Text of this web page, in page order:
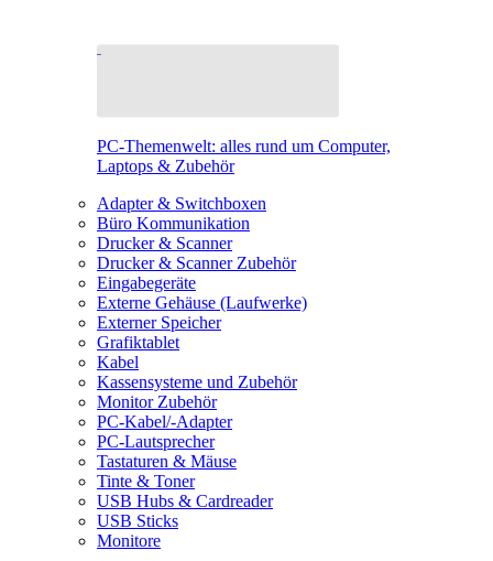
PC-Themenwelt: alles rund um Computer,
Laptops & Zubehör
Adapter & Switchboxen
Büro Kommunikation
Drucker & Scanner
Drucker & Scanner Zubehör
Eingabegeräte
Externe Gehäuse (Laufwerke)
Externer Speicher
Grafiktablet
Kabel
Kassensysteme und Zubehör
Monitor Zubehör
PC-Kabel/-Adapter
PC-Lautsprecher
Tastaturen & Mäuse
Tinte & Toner
USB Hubs & Cardreader
USB Sticks
Monitore